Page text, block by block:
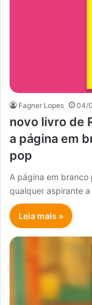
Fagner Lopes 04/
novo livro de
a página em
pop
A página em branco
qualquer aspirante
Leia mais »